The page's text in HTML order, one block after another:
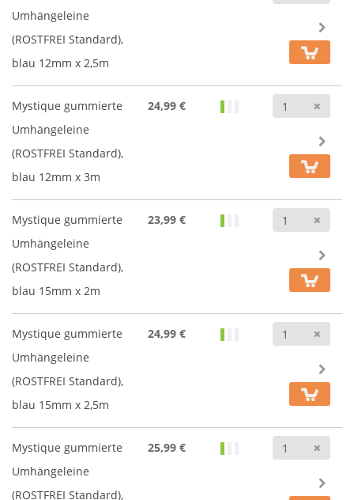
Umhängeleine
(ROSTFREI Standard),
blau 12mm x 2,5m
Mystique gummierte
Umhängeleine
(ROSTFREI Standard),
blau 12mm x 3m
24,99 €
Mystique gummierte
Umhängeleine
(ROSTFREI Standard),
blau 15mm x 2m
23,99 €
Mystique gummierte
Umhängeleine
(ROSTFREI Standard),
blau 15mm x 2,5m
24,99 €
Mystique gummierte
Umhängeleine
(ROSTFREI Standard),
25,99 €